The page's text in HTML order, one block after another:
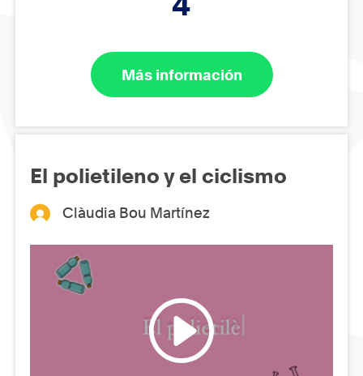
Más información
El polietileno y el ciclismo
Clàudia Bou Martínez